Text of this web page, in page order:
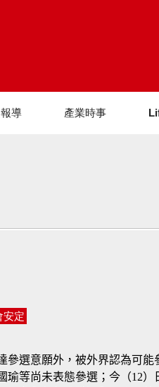
導 產業時事
安定
參選意願外，被外界認為可
等尚未表態參選；今（12